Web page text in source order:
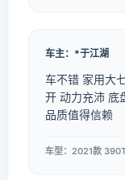
车主：*于江湖
车不错 家用大
开 动力充沛 底
品质值得信赖
车型：2021款